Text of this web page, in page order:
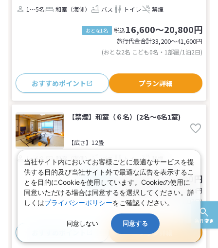
条件変更
1～5名
和室（海側） バス トイレ 禁煙
おとな1名 税込16,600～20,800円
旅行代金合計33,200〜41,600円
(おとな2名 こども0名・1部屋/1泊2日)
おすすめポイント プラン詳細
【禁煙】和室（６名）(2名～6名1室)
【広さ】12畳
1～6名
和室（海側） バス トイレ 禁煙
おとな1名 税込17,600～21,900円
旅行代金合計35,200〜43,800 円
(おとな2名 こども0名・1部屋/1泊2日)
プラン詳細
当社サイト内においてお客様ごとに最適なサービスを提
供する目的及び当社サイト外で最適な広告を表示するこ
とを目的にCookieを使用しています。Cookieの使用に
同意いただける場合は同意するを選択してください。詳
しくはプライバシーポリシーをご確認ください。
同意しない 同意する